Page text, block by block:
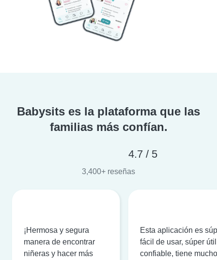
Babysits es la plataforma que las
familias más confían.
4.7 / 5
3,400+ reseñas
¡Hermosa y segura
manera de encontrar
niñeras y hacer más
Esta aplicación es
fácil de usar, súper
confiable, tiene